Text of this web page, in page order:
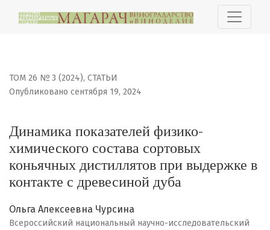
Динамика показателей физико-химического состава
ТОМ 26 № 3 (2024), СТАТЬИ
Динамика показателей физико-
химического состава сортовых
коньячных дистиллятов при выдержке в
контакте с древесиной дуба
Опубликовано сентября 19, 2024
Ольга Алексеевна Чурсина
Всероссийский национальный научно-исследовательский